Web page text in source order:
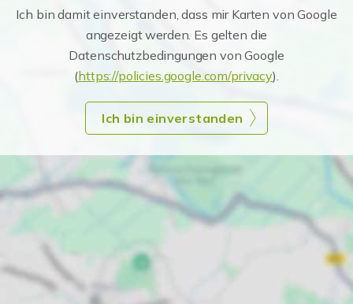
Ich bin damit einverstanden, dass mir Karten von Google
angezeigt werden. Es gelten die
Datenschutzbedingungen von Google
(https://policies.google.com/privacy).
Ich bin einverstanden